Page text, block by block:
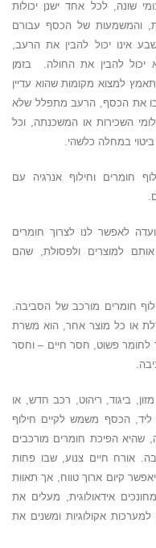
שונה, לכל אחד ישנן יכולות
והמשמעות של הכסף עבורם
אינו יכול להבין את הרעב,
יכול להבין את החולה. בזמן
למצוא מקומות שהוא עדיין
בו את הכסף, הרעב מתפלל שלא
השכירות או המשכנתה, וכל
ביטוי במחלה כלשהי.
חומרים וחילוף אנרגיה עם
לאפשר לנו לצרוך חומרים
למוצרים ולפסולת, שהם
חומרים מורכב של הסביבה.
או כל מוצר אחר, הוא משרת
לחומר פשוט, חסר חיים – וחסר
ביגוד, ריהוט, רכב חדש, או
ליד, הכסף משמש לקיים חילוף
שהיא הפיכת חומרים מורכבים
אורח חיים צנוע, שבו פחות
קיום ארוך טווח, אך תאוות
אידאולוגית, מעלים את
אקולוגיות ומשנים את